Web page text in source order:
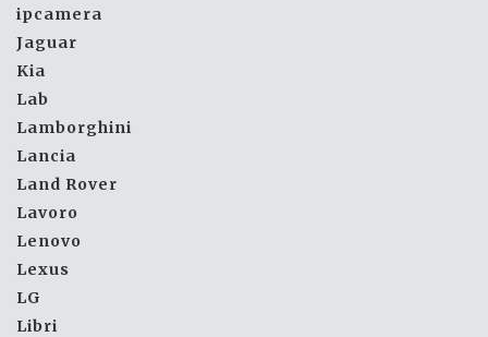
ipcamera
Jaguar
Kia
Lab
Lamborghini
Lancia
Land Rover
Lavoro
Lenovo
Lexus
LG
Libri